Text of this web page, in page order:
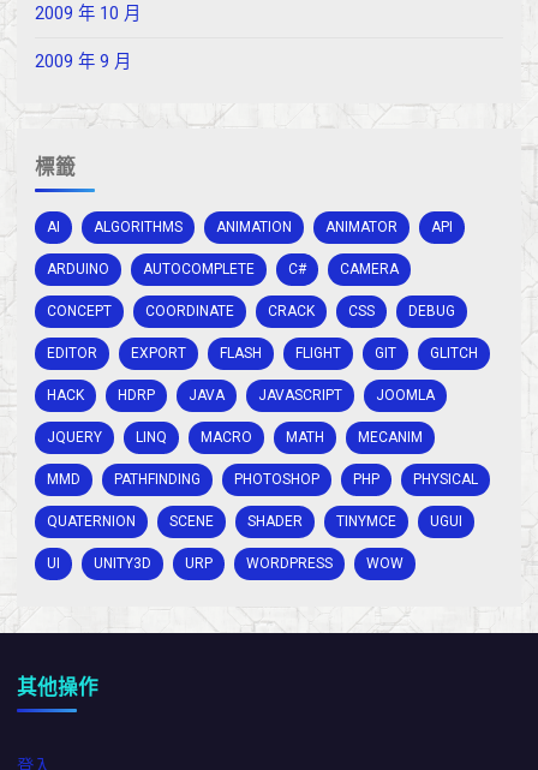
2009 年 10 月
2009 年 9 月
標籤
AI ALGORITHMS ANIMATION ANIMATOR API
ARDUINO AUTOCOMPLETE C# CAMERA
CONCEPT COORDINATE CRACK CSS DEBUG
EDITOR EXPORT FLASH FLIGHT GIT GLITCH
HACK HDRP JAVA JAVASCRIPT JOOMLA
JQUERY LINQ MACRO MATH MECANIM
MMD PATHFINDING PHOTOSHOP PHP PHYSICAL
QUATERNION SCENE SHADER TINYMCE UGUI
UI UNITY3D URP WORDPRESS WOW
其他操作